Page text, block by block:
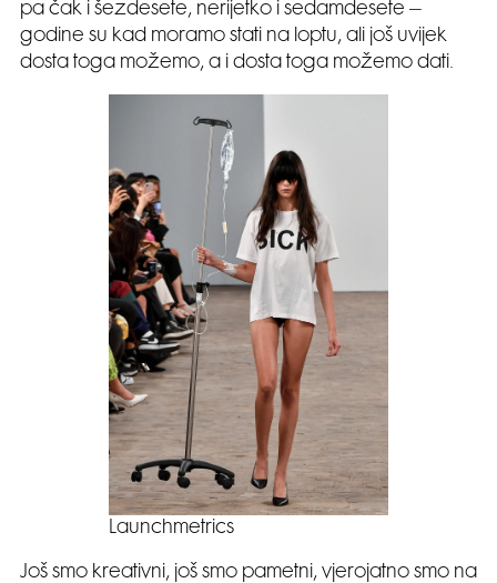
pa čak i šezdesete, nerijetko i sedamdesete –
godine su kad moramo stati na loptu, ali još uvijek
dosta toga možemo, a i dosta toga možemo dati.
Launchmetrics
Još smo kreativni, još smo pametni, vjerojatno smo na